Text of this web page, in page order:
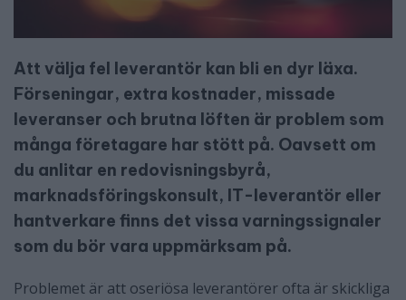
Att välja fel leverantör kan bli en dyr läxa.
Förseningar, extra kostnader, missade
leveranser och brutna löften är problem som
många företagare har stött på. Oavsett om
du anlitar en redovisningsbyrå,
marknadsföringskonsult, IT-leverantör eller
hantverkare finns det vissa varningssignaler
som du bör vara uppmärksam på.
Problemet är att oseriösa leverantörer ofta är skickliga